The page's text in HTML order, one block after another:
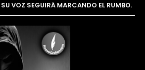
VOZ SEGUIRÁ MARCANDO EL RUMBO.